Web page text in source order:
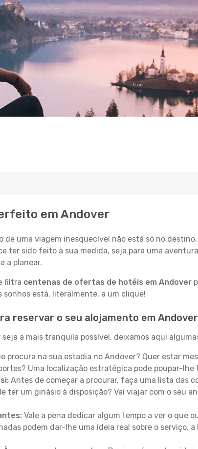
em Andover
de uma viagem inesquecível não está só no
ter sido feito à sua medida, seja para uma
a planear.
filtra centenas de ofertas de hotéis em Andover
sonhos está, literalmente, a um clique!
reservar o seu alojamento em Andover
a mais tranquila possível, deixamos aqui
procura na sua estadia no Andover? Quer estar
Uma localização estratégica pode poupar-lhe
Antes de começar a procurar, faça uma lista das
ter um ginásio à disposição? Vai viajar com o seu
Vale a pena dedicar algum tempo a ver o que
podem dar-lhe uma ideia real sobre o serviço,